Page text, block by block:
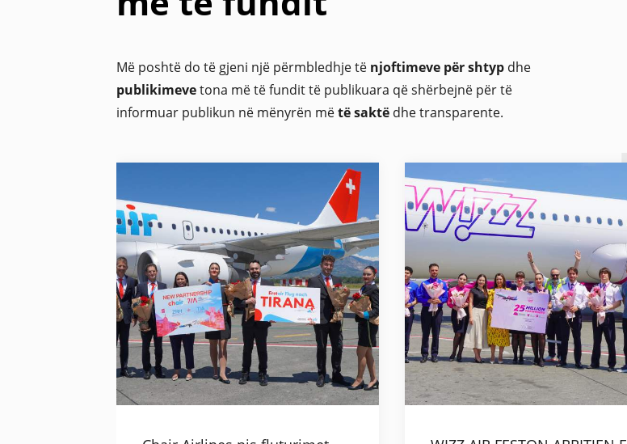
Më poshtë do të gjeni një përmbledhje të njoftimeve për shtyp dhe
publikimevetona më të fundit të publikuara që shërbejnë për të
informuar publikun në mënyrën mëtë saktë dhe transparente.